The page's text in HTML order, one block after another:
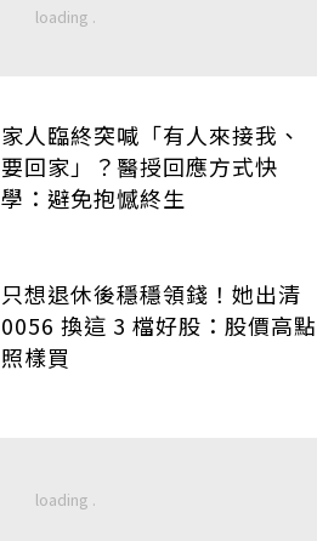
家人臨終突喊「有人來接我、
要回家」？醫授回應方式快
學：避免抱憾終生
只想退休後穩穩領錢！她出清
0056 換這 3 檔好股：股價高點
照樣買